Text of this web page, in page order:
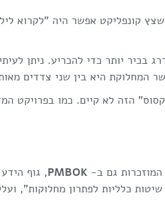
קונפליקט אפשר היה "לקרוא
בכיר יותר כדי להכריע. ניתן
המחלוקת היא בין שני צדדים
הזה לא קיים. כמו בפרויקט
גם ב- PMBOK